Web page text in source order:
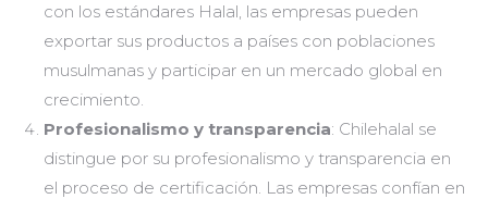
con los estándares Halal, las empresas pueden
exportar sus productos a países con poblaciones
musulmanas y participar en un mercado global en
crecimiento.
Profesionalismo y transparencia: Chilehalal se
distingue por su profesionalismo y transparencia en
el proceso de certificación. Las empresas confían en